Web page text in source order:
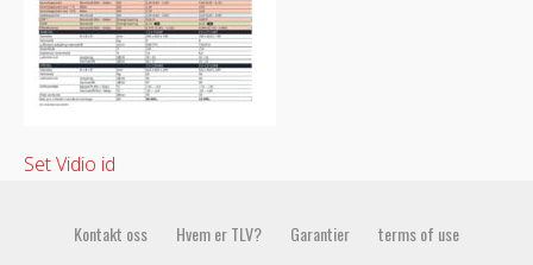
Set Vidio id
Kontakt oss Hvem er TLV? Garantier terms of use